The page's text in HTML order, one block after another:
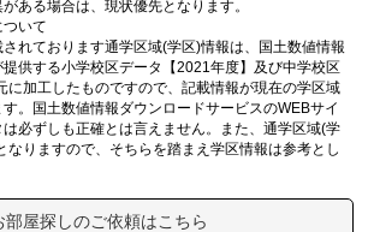
ある場合は、現状優先となります。
いて
れております通学区域(学区)情報は、国土数値情報
供する小学校区データ【2021年度】及び中学校区
に加工したものですので、記載情報が現在の学区域
。国土数値情報ダウンロードサービスのWEBサイ
は必ずしも正確とは言えません。また、通学区域(学
なりますので、そちらを踏まえ学区情報は参考とし
部屋探しのご依頼はこちら